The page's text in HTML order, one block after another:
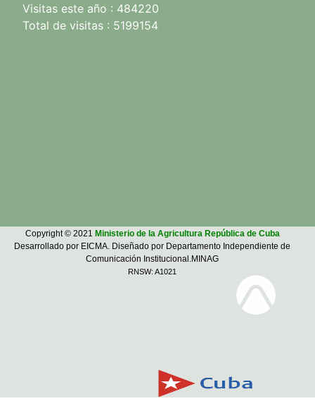
Visitas este año : 484220
Total de visitas : 5199154
Copyright © 2021 Ministerio de la Agricultura República de Cuba
Desarrollado por EICMA. Diseñado por Departamento Independiente de
Comunicación Institucional.MINAG
RNSW: A1021